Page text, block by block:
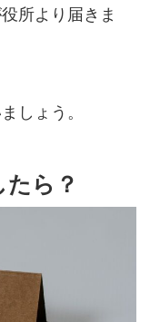
所より届きま
しょう。
たら？